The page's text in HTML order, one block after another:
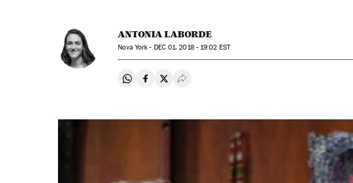
ANTONIA LABORDE
Nova York - DEC01, 2018 - 19:02 EST
Compartir en Whatsapp
Compartir en Facebook
Compartir en Twitter
Desplegar Redes Sociales